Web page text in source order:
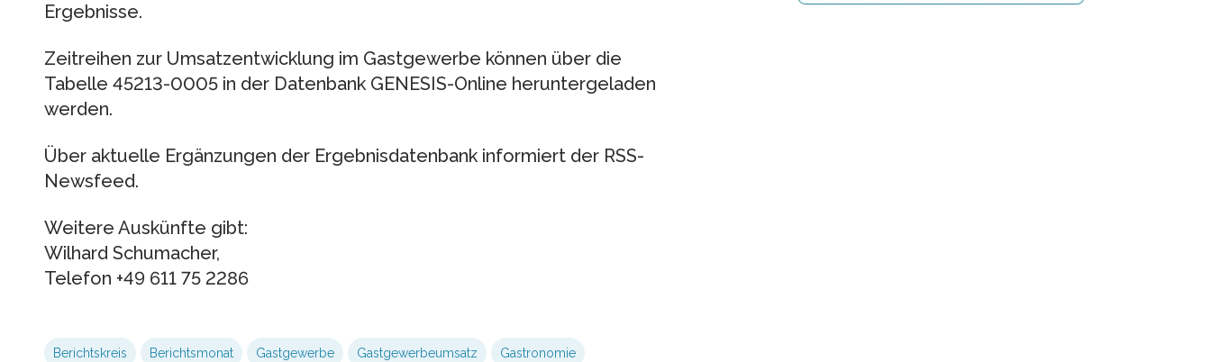
Ergebnisse.
Zeitreihen zur Umsatzentwicklung im Gastgewerbe können über die
Tabelle 45213-0005 in der Datenbank GENESIS-Online heruntergeladen
werden.
Über aktuelle Ergänzungen der Ergebnisdatenbank informiert der RSS-
Newsfeed.
Weitere Auskünfte gibt:
Wilhard Schumacher,
Telefon +49 611 75 2286
Berichtskreis Berichtsmonat Gastgewerbe Gastgewerbeumsatz Gastronomie